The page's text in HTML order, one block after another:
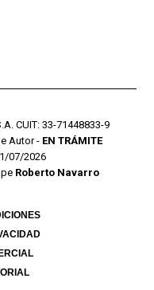
CUIT: 33-71448833-9
Autor - EN TRÁMITE
07/2026
Roberto Navarro